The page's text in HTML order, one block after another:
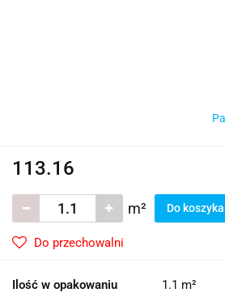
113.16
m² Do koszyka
Do przechowalni
Ilość w opakowaniu 1.1 m²